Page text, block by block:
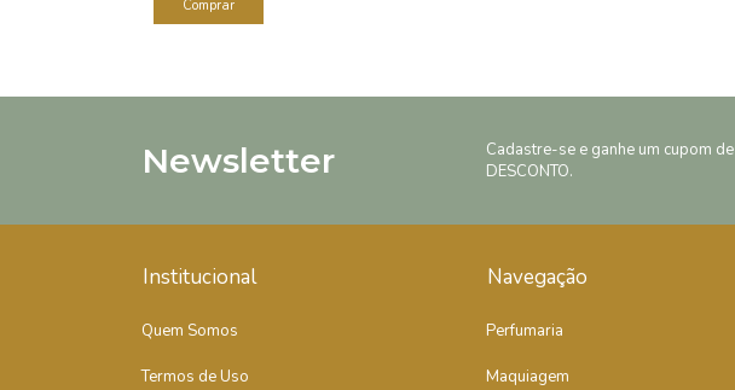
Newsletter
Cadastre-se e ganhe um cupom de
DESCONTO.
Institucional
Quem Somos
Termos de Uso
Navegação
Perfumaria
Maquiagem